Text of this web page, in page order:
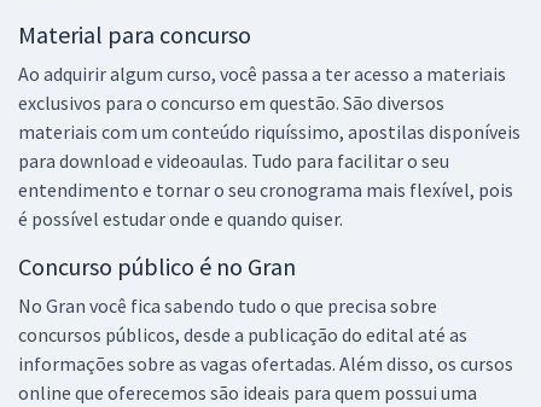
Material para concurso
Ao adquirir algum curso, você passa a ter acesso a materiais
exclusivos para o concurso em questão. São diversos
materiais com um conteúdo riquíssimo, apostilas disponíveis
para download e videoaulas. Tudo para facilitar o seu
entendimento e tornar o seu cronograma mais flexível, pois
é possível estudar onde e quando quiser.
Concurso público é no Gran
No Gran você fica sabendo tudo o que precisa sobre
concursos públicos, desde a publicação do edital até as
informações sobre as vagas ofertadas. Além disso, os cursos
online que oferecemos são ideais para quem possui uma